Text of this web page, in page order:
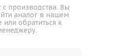
с производства. Вы
аналог в нашем
или обратиться к